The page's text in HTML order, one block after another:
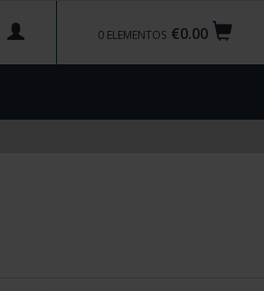
€0.00
0 ELEMENTOS